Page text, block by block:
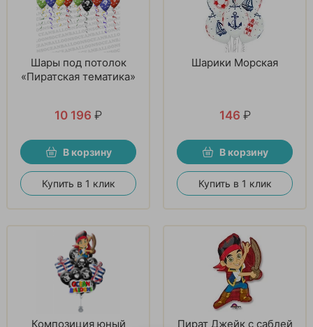
Шары под потолок
«Пиратская тематика»
10 196 ₽
В корзину
Купить в 1 клик
Шарики Морская
146 ₽
В корзину
Купить в 1 клик
Композиция юный
Пират Джейк с саблей